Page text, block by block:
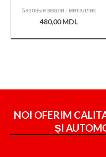
Базовые эмали - металлик
480,00MDL
NOI OFERIM
ȘI